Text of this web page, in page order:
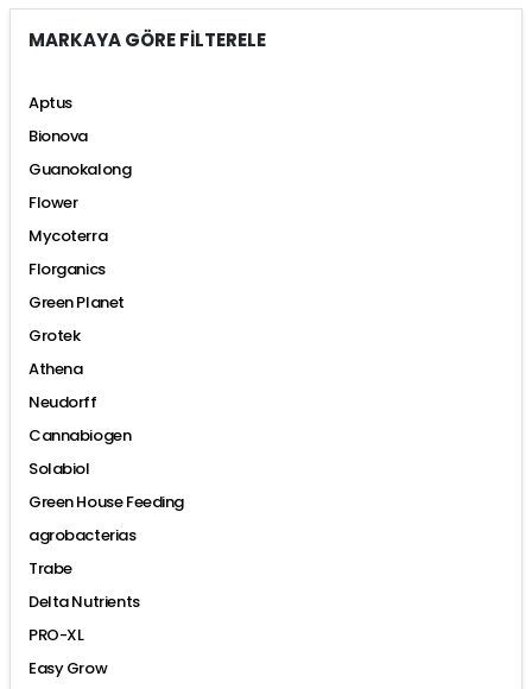
MARKAYA GÖRE FİLTERELE
Aptus
Bionova
Guanokalong
Flower
Mycoterra
Florganics
Green Planet
Grotek
Athena
Neudorff
Cannabiogen
Solabiol
Green House Feeding
agrobacterias
Trabe
Delta Nutrients
PRO-XL
Easy Grow